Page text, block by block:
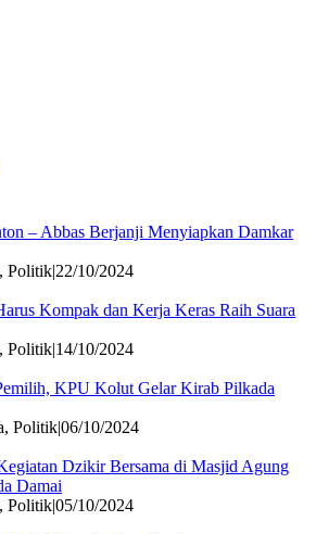
– Abbas Berjanji Menyiapkan Damkar
Politik|22/10/2024
Kompak dan Kerja Keras Raih Suara
Politik|14/10/2024
KPU Kolut Gelar Kirab Pilkada
Politik|06/10/2024
Dzikir Bersama di Masjid Agung
Damai
Politik|05/10/2024